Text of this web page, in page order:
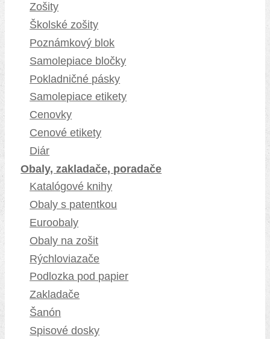
Zošity
Školské zošity
Poznámkový blok
Samolepiace bločky
Pokladničné pásky
Samolepiace etikety
Cenovky
Cenové etikety
Diár
Obaly, zakladače, poradače
Katalógové knihy
Obaly s patentkou
Euroobaly
Obaly na zošit
Rýchloviazače
Podlozka pod papier
Zakladače
Šanón
Spisové dosky